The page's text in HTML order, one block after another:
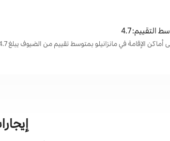
التقييم: 4.7
أماكن الإقامة في مانزانيلو بمتوسط تقييم من الضيوف يبلغ 4.7 من 5